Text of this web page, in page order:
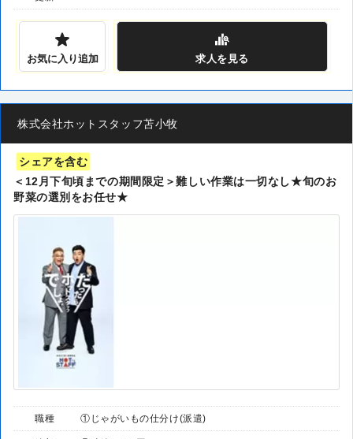
お気に入り追加 求人を見る
株式会社ホットスタッフ苫小牧
シェアを含む
＜12月下旬頃までの期間限定＞難しい作業は一切なし★旬のお
野菜の選別をお任せ★
職種 ①じゃがいもの仕分け(派遣)